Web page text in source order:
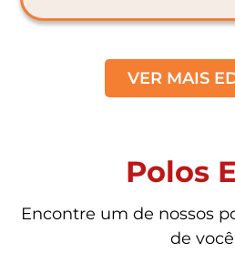
VER MAIS
Polos
Encontre um de nossos
de